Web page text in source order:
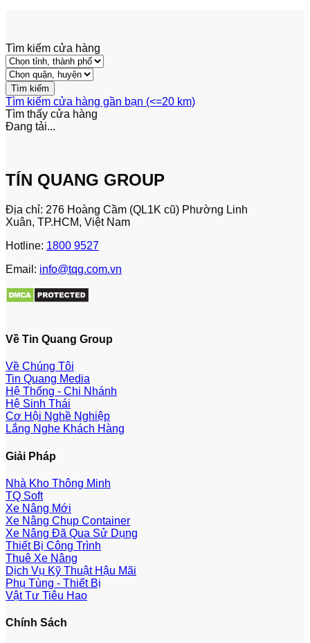
Tìm kiếm cửa hàng
Tìm kiếm cửa hàng gần bạn (<=20 km)
Tìm thấy cửa hàng
Đang tải...
TÍN QUANG GROUP
Địa chỉ: 276 Hoàng Cầm (QL1K cũ) Phường Linh
Xuân, TP.HCM, Việt Nam
Hotline: 1800 9527
Email: info@tqg.com.vn
Về Tin Quang Group
Về Chúng Tôi
Tin Quang Media
Hệ Thống - Chi Nhánh
Hệ Sinh Thái
Cơ Hội Nghề Nghiệp
Lắng Nghe Khách Hàng
Giải Pháp
Nhà Kho Thông Minh
TQ Soft
Xe Nâng Mới
Xe Nâng Chụp Container
Xe Nâng Đã Qua Sử Dụng
Thiết Bị Công Trình
Thuê Xe Nâng
Dịch Vụ Kỹ Thuật Hậu Mãi
Phụ Tùng - Thiết Bị
Vật Tư Tiêu Hao
Chính Sách